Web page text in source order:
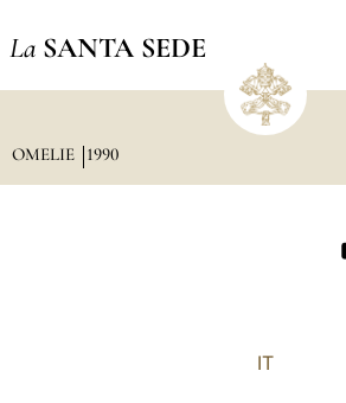
La SANTA SEDE
OMELIE 1990
IT